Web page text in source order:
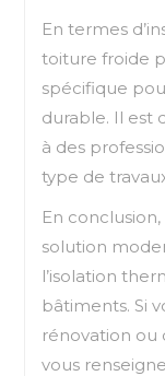
En termes
toiture froide
spécifique
durable. Il est
à des
type de
En
solution
l’isolation
bâtiments. Si
rénovation ou
vous